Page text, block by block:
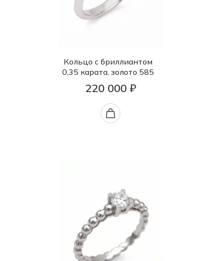
Кольцо с бриллиантом
0,35 карата, золото 585
220 000 ₽